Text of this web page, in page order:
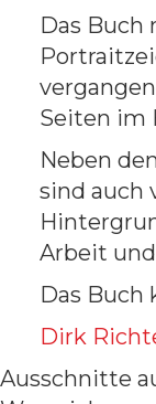
Das Buch
Seiten im
Neben
sind auch
Arbeit
Das Buch
Dirk
Ausschnitte